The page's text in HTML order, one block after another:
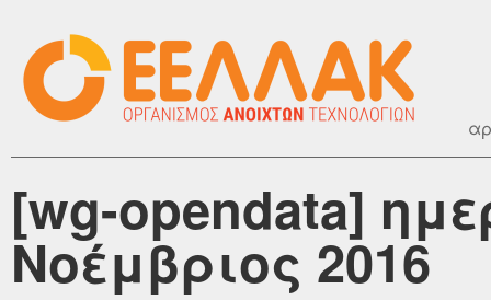
[wg-opendata]
Νοέμβριος 2016